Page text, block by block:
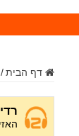
דף הבית/